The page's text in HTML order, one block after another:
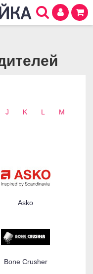
J K L M
Asko
Bone Crusher